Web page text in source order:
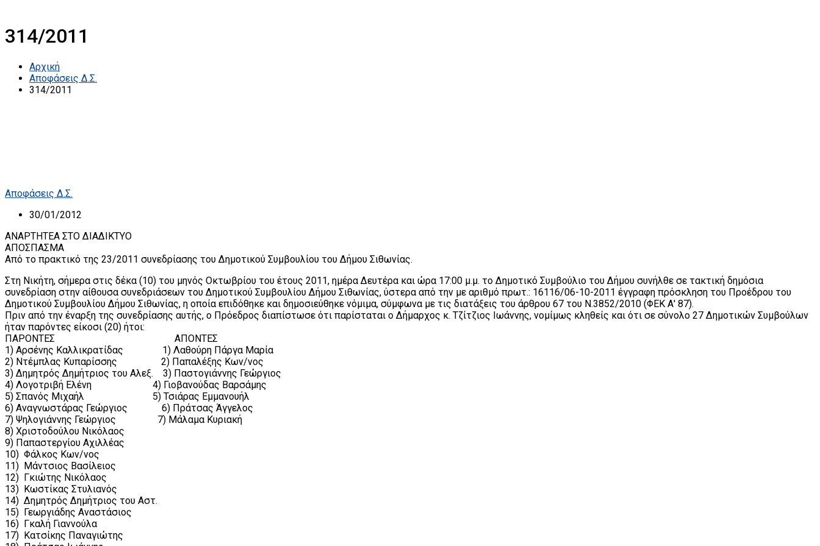
314/2011
Αρχική
Αποφάσεις Δ.Σ.
314/2011
Αποφάσεις Δ.Σ.
30/01/2012
ΑΝΑΡΤΗΤΕΑ ΣΤΟ ΔΙΑΔΙΚΤΥΟ
ΑΠΟΣΠΑΣΜΑ
Από το πρακτικό της 23/2011 συνεδρίασης του Δημοτικού Συμβουλίου του Δήμου Σιθωνίας.
Στη Νικήτη, σήμερα στις δέκα (10) του μηνός Οκτωβρίου του έτους 2011, ημέρα Δευτέρα και ώρα 17:00 μ.μ. το Δημοτικό Συμβούλιο του Δήμου συνήλθε σε τακτική δημόσια
συνεδρίαση στην αίθουσα συνεδριάσεων του Δημοτικού Συμβουλίου Δήμου Σιθωνίας, ύστερα από την με αριθμό πρωτ.: 16116/06-10-2011 έγγραφη πρόσκληση του Προέδρου του
Δημοτικού Συμβουλίου Δήμου Σιθωνίας, η οποία επιδόθηκε και δημοσιεύθηκε νόμιμα, σύμφωνα με τις διατάξεις του άρθρου 67 του Ν.3852/2010 (ΦΕΚ Α' 87).
Πριν από την έναρξη της συνεδρίασης αυτής, ο Πρόεδρος διαπίστωσε ότι παρίσταται ο Δήμαρχος κ. Τζίτζιος Ιωάννης, νομίμως κληθείς και ότι σε σύνολο 27 Δημοτικών Συμβούλων
ήταν παρόντες είκοσι (20) ήτοι:
ΠΑΡΟΝΤΕΣ ΑΠΟΝΤΕΣ
1) Αρσένης Καλλικρατίδας 1) Λαθούρη Πάργα Μαρία
2) Ντέμπλας Κυπαρίσσης 2) Παπαλέξης Κων/νος
3) Δημητρός Δημήτριος του Αλεξ. 3) Παστογιάννης Γεώργιος
4) Λογοτριβή Ελένη 4) Γιοβανούδας Βαρσάμης
5) Σπανός Μιχαήλ 5) Τσιάρας Εμμανουήλ
6) Αναγνωστάρας Γεώργιος 6) Πράτσας Άγγελος
7) Ψηλογιάννης Γεώργιος 7) Μάλαμα Κυριακή
8) Χριστοδούλου Νικόλαος
9) Παπαστεργίου Αχιλλέας
10) Φάλκος Κων/νος
11) Μάντσιος Βασίλειος
12) Γκιώτης Νικόλαος
13) Κωστίκας Στυλιανός
14) Δημητρός Δημήτριος του Αστ.
15) Γεωργιάδης Αναστάσιος
16) Γκαλή Γιαννούλα
17) Κατσίκης Παναγιώτης